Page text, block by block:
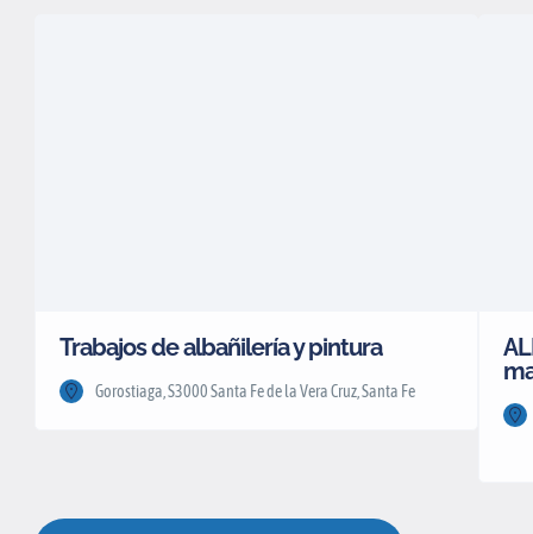
Trabajos de albañilería y pintura
Gorostiaga, S3000 Santa Fe de la Vera Cruz, Santa Fe